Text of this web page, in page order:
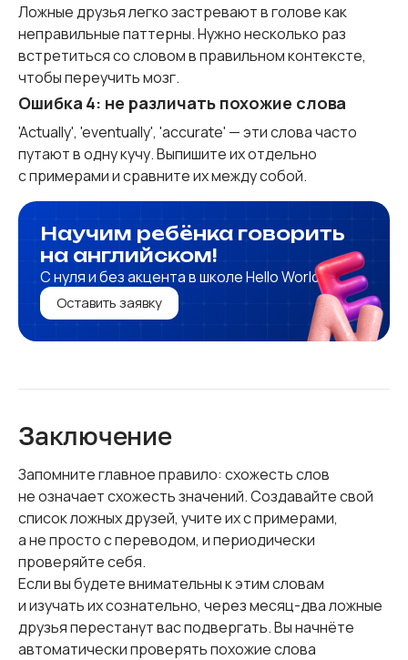
Ложные друзья легко застревают в голове как
неправильные паттерны. Нужно несколько раз
встретиться со словом в правильном контексте,
чтобы переучить мозг.
Ошибка 4: не различать похожие слова
'Actually', 'eventually', 'accurate' — эти слова часто
путают в одну кучу. Выпишите их отдельно
с примерами и сравните их между собой.
Научим ребёнка говорить
на англий­ском!
C нуля и без акцента в школе Hello World
Оставить заявку
Заключение
Запомните главное правило: схожесть слов
не означает схожесть значений. Создавайте свой
список ложных друзей, учите их с примерами,
а не просто с переводом, и периодически
проверяйте себя.
Если вы будете внимательны к этим словам
и изучать их сознательно, через месяц-два ложные
друзья перестанут вас подвергать. Вы начнёте
автоматически проверять похожие слова